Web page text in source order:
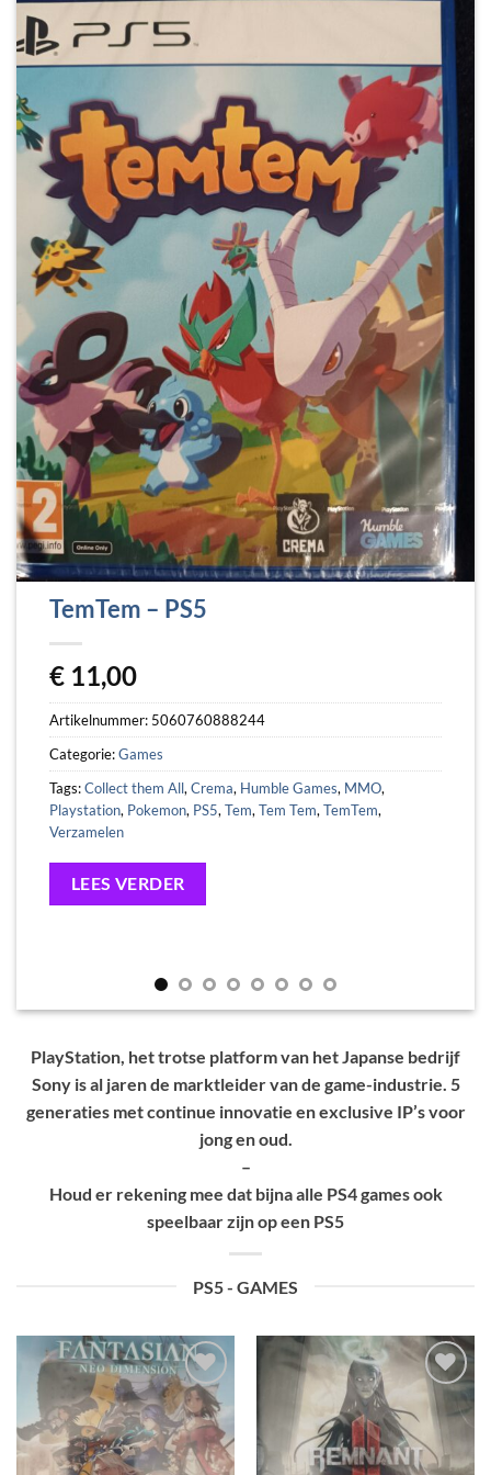
TemTem – PS5
€ 11,00
Artikelnummer: 5060760888244
Categorie:Games
Tags:Collect them All,Crema, Humble Games, MMO,
Playstation, Pokemon, PS5,Tem,Tem Tem,TemTem,
Verzamelen
LEES VERDER
PlayStation, het trotse platform van het Japanse bedrijf
Sony is al jaren de marktleider van de game-industrie. 5
generaties met continue innovatie en exclusive IP’s voor
jong en oud.
–
Houd er rekening mee dat bijna alle PS4 games ook
speelbaar zijn op een PS5
PS5 - GAMES
Toevoegen
aan
verlanglijst
Toevoegen
aan
verlanglijst